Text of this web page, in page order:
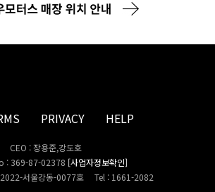
PRIVACY HELP
CEO : 장용준,강도호
: 369-87-02378 [사업자정보확인]
서울강동-0077호
Tel : 1661-2082